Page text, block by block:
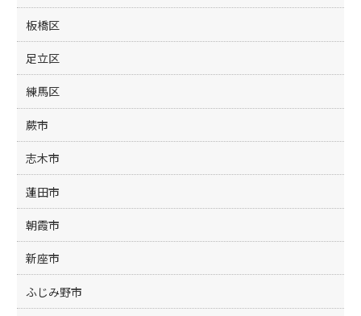
板橋区
足立区
練馬区
蕨市
志木市
蓮田市
朝霞市
新座市
ふじみ野市